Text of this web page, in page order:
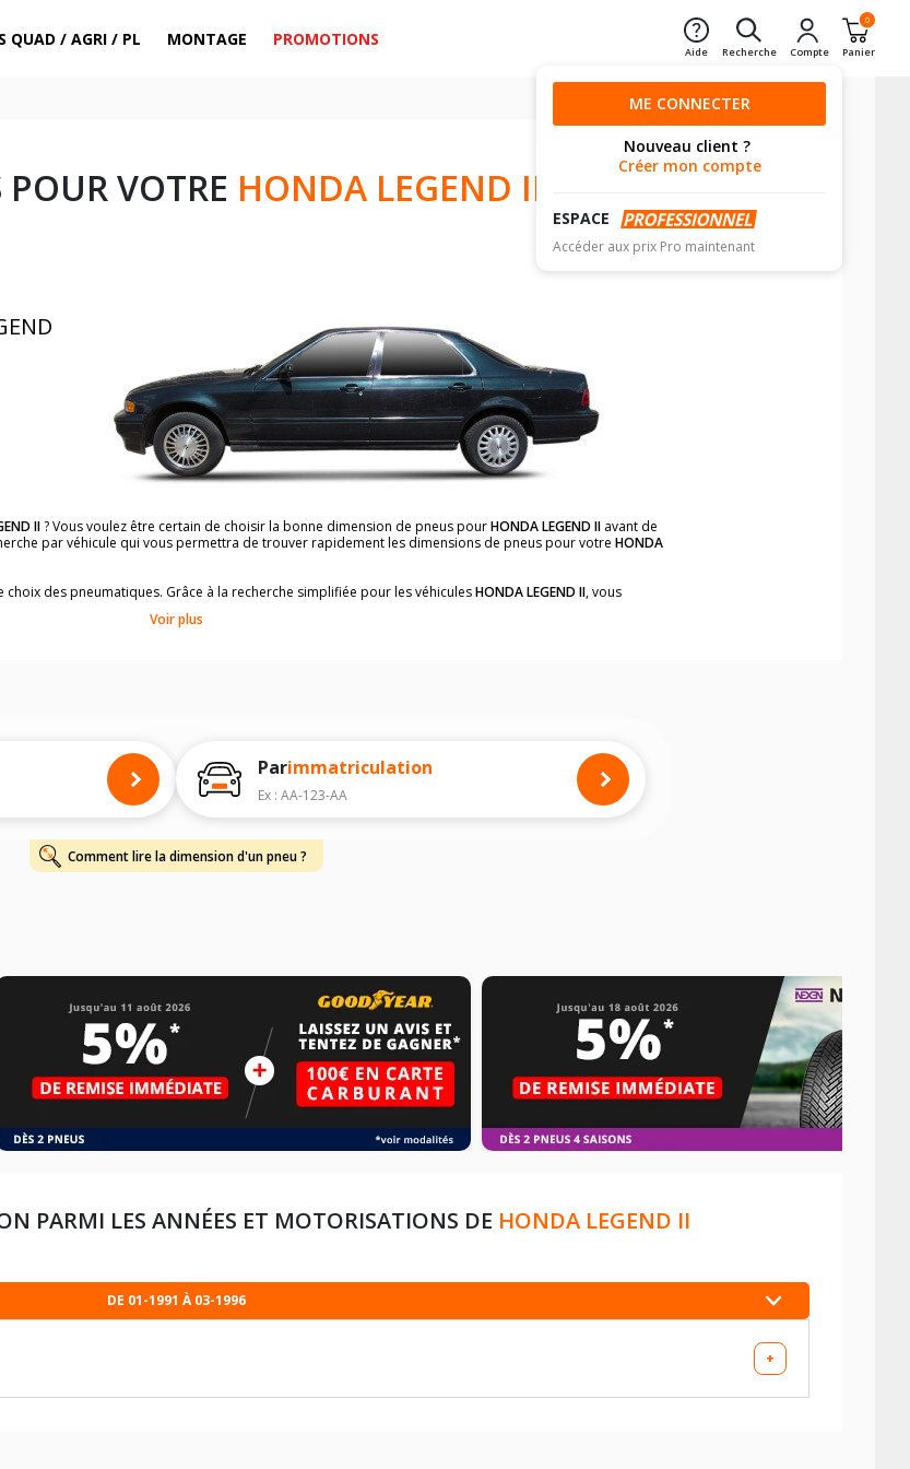
QUAD / AGRI / PL MONTAGE PROMOTIONS
Aide Recherche Compte
0
Panier
ME CONNECTER
Nouveau client ?
Créer mon compte
ESPACE
Accéder aux prix Pro maintenant
VOTRE HONDA LEGEND II
II? Vous voulez être certain de choisir la bonne dimension de pneus pourHONDA LEGEND II avant de
par véhicule qui vous permettra de trouver rapidement les dimensions de pneus pour votre HONDA
des pneumatiques. Grâce à la recherche simplifiée pour les véhiculesHONDA LEGEND II, vous
de vos pneus ? Ces informations sont indiquées sur le flanc des pneumatiques, dans le carnet de bord du
indispensables pour que votre dimension soit complète.
Voir plus
Parimmatriculation
Ex : AA-123-AA
Comment lire la dimension d'un pneu ?
PARMI LES ANNÉES ET MOTORISATIONS DE HONDA LEGEND II
DE 01-1991 À 03-1996
+